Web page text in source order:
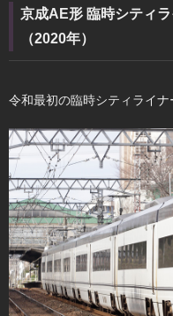
京成AE形 臨時シティ
（2020年）
令和最初の臨時シティライナ